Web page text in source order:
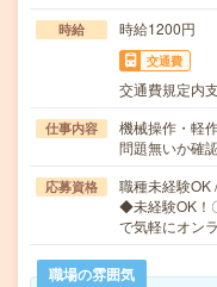
時給 時給1200円
交通費
交通費規定内
仕事内容
機械操作・軽
問題無いか確
応募資格
職種未経験OK
◆未経験OK！
で気軽にオン
職場の雰囲気